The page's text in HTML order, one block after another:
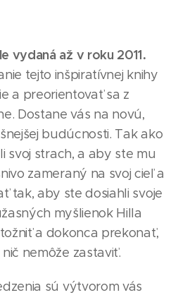
vydaná až v roku 2011.
tejto inšpiratívnej knihy
a preorientovať sa z
Dostane vás na novú,
budúcnosti. Tak ako
svoj strach, a aby ste mu
zameraný na svoj cieľ a
tak, aby ste dosiahli svoje
myšlienok Hilla
a dokonca prekonať,
nemôže zastaviť.
sú výtvorom vás